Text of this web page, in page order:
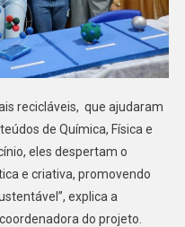
recicláveis, que ajudaram
de Química, Física e
eles despertam o
e criativa, promovendo
explica a
do projeto.